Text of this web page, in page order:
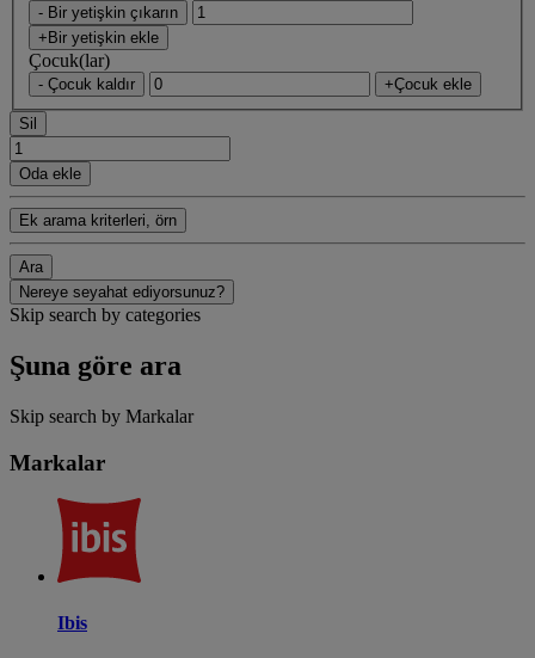
- Bir yetişkin çıkarın
+Bir yetişkin ekle
Çocuk(lar)
- Çocuk kaldır +Çocuk ekle
Sil
Oda ekle
Ek arama kriterleri, örn
Ara
Nereye seyahat ediyorsunuz?
Skip search by categories
Şuna göre ara
Skip search by Markalar
Markalar
Ibis